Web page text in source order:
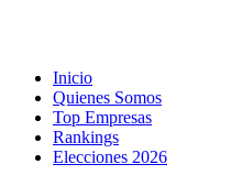
Inicio
Quienes Somos
Top Empresas
Rankings
Elecciones 2026